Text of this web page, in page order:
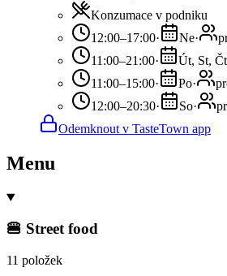
Konzumace v podniku
12:00–17:00· Ne·
11:00–21:00· Út, St,
11:00–15:00· Po·
12:00–20:30· So·
Odemknout v TasteTown app
Menu
🍔 Street food
11 položek